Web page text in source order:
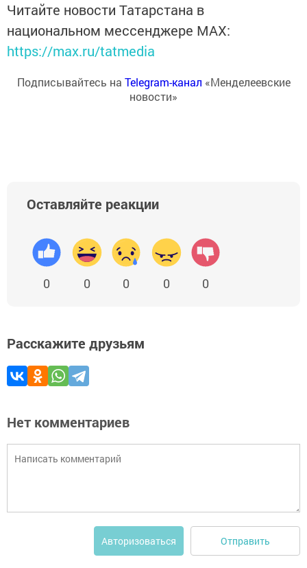
Читайте новости Татарстана в
национальном мессенджере MАХ:
https://max.ru/tatmedia
Подписывайтесь на Telegram-канал «Менделеевские
новости»
Оставляйте реакции
0 0 0 0 0
Расскажите друзьям
Нет комментариев
Авторизоваться Отправить